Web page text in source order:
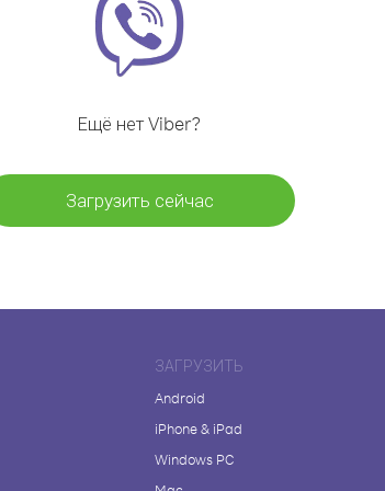
Ещё нет Viber?
Загрузить сейчас
ЗАГРУЗИТЬ
Android
iPhone & iPad
Windows PC